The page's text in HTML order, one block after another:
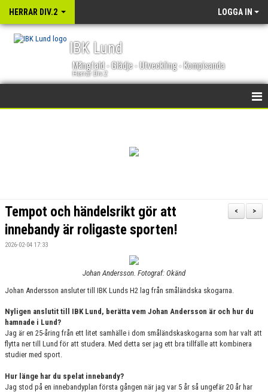
HERRAR DIV.2 LOGGA IN
IBK Lund
Mångfald - Glädje - Utveckling - Kompisanda
Herrar Div.2
BILDGALLERI
DOKUMENT
SPONSOR
HERRAR DIV.2 SKÅNE
SKÅNEMÄSTERSKAPEN
>
<
Tempot och händelsrikt gör att
innebandy är roligaste sporten!
2026-02-04 17:33
Johan Andersson. Fotograf: Okänd
Johan Andersson ansluter till IBK Lunds H2 lag från småländska skogarna.
Nyligen anslutit till IBK Lund, berätta vem Johan Andersson är och hur du
hamnade i Lund?
Jag är en 25-åring från ett litet samhälle i dom småländskaskogarna som har valt att
flytta ner till Lund för att studera. Med detta ser jag ett bra tillfälle att kombinera
studier med sport.
Hur länge har du spelat innebandy?
Jag stod på en innebandyplan första gången när jag var 5 år så ungefär 20 år har